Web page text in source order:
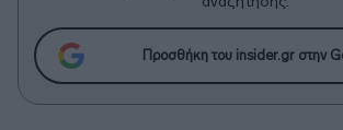
Προσθήκη του insider.gr στην